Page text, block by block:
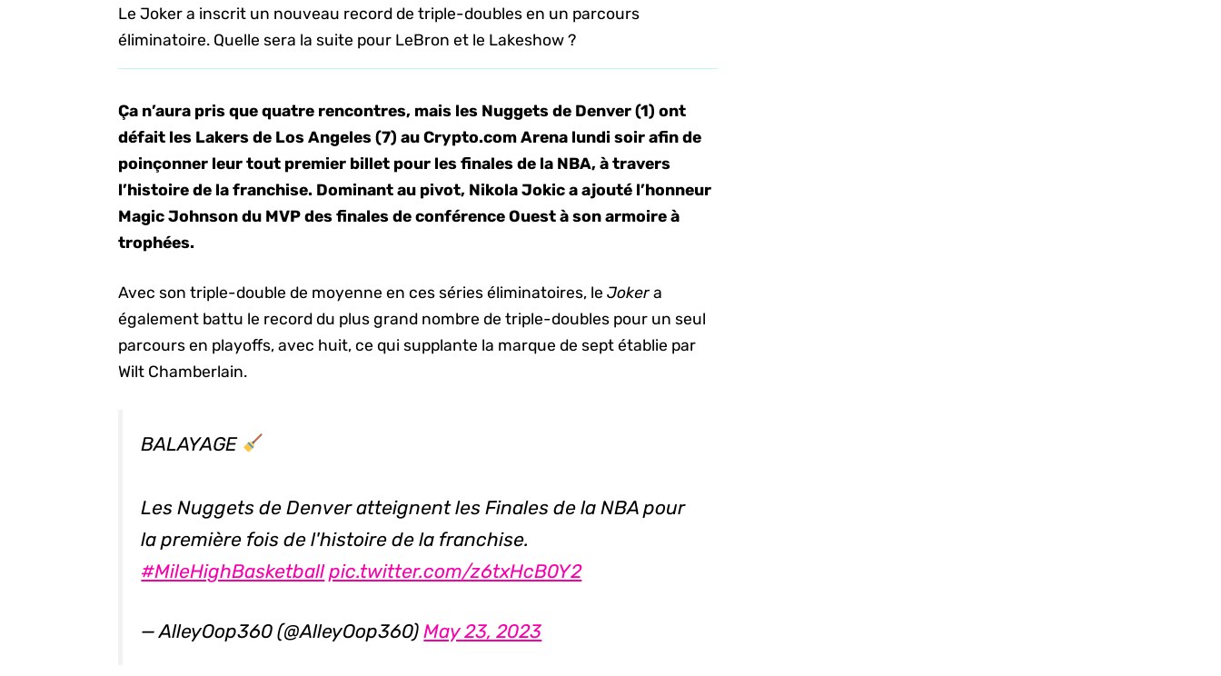
Le Joker a inscrit un nouveau record de triple-doubles en un parcours
éliminatoire. Quelle sera la suite pour LeBron et le Lakeshow ?
Ça n’aura pris que quatre rencontres, mais les Nuggets de Denver (1) ont
défait les Lakers de Los Angeles (7) au Crypto.com Arena lundi soir afin de
poinçonner leur tout premier billet pour les finales de la NBA, à travers
l’histoire de la franchise. Dominant au pivot, Nikola Jokic a ajouté l’honneur
Magic Johnson du MVP des finales de conférence Ouest à son armoire à
trophées.
Avec son triple-double de moyenne en ces séries éliminatoires, leJokera
également battu le record du plus grand nombre de triple-doubles pour un seul
parcours en playoffs, avec huit, ce qui supplante la marque de sept établie par
Wilt Chamberlain.
BALAYAGE
Les Nuggets de Denver atteignent les Finales de la NBA pour
la première fois de l'histoire de la franchise.
#MileHighBasketball pic.twitter.com/z6txHcB0Y2
— AlleyOop360 (@AlleyOop360)May 23, 2023